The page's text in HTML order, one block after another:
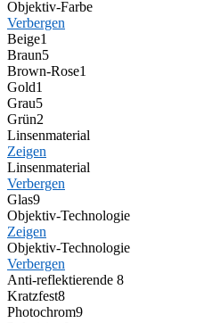
Objektiv-Farbe
Verbergen
Beige1
Braun5
Brown-Rose1
Gold1
Grau5
Grün2
Linsenmaterial
Zeigen
Linsenmaterial
Verbergen
Glas9
Objektiv-Technologie
Zeigen
Objektiv-Technologie
Verbergen
Anti-reflektierende 8
Kratzfest8
Photochrom9